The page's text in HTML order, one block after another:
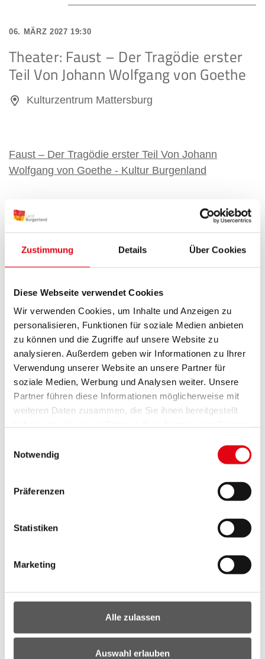
Zustimmung Details Über Cookies
Diese Webseite verwendet Cookies
Wir verwenden Cookies, um Inhalte und Anzeigen zu
personalisieren, Funktionen für soziale Medien anbieten
zu können und die Zugriffe auf unsere Website zu
analysieren. Außerdem geben wir Informationen zu Ihrer
Verwendung unserer Website an unsere Partner für
soziale Medien, Werbung und Analysen weiter. Unsere
Partner führen diese Informationen möglicherweise mit
weiteren Daten zusammen, die Sie ihnen bereitgestellt
Notwendig
Präferenzen
Statistiken
Marketing
Alle zulassen
Auswahl erlauben
06. MÄRZ 2027 19:30
Theater: Faust – Der Tragödie erster
Teil Von Johann Wolfgang von Goethe
Kulturzentrum Mattersburg
Faust – Der Tragödie erster Teil Von Johann
Wolfgang von Goethe - Kultur Burgenland
12. MÄRZ 2027 18:30
Konzert: Barucco Vokalensemble &
Orchester
Barock Tage | Liszt Zentrum Raiding
Barucco Vokalensemble & Orchester - Kultur
Burgenland
Konzert: Minetti Quartett
Minetti Quartett - Kultur Burgenland